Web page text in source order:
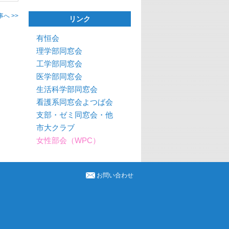
へ >> リンク
有恒会
理学部同窓会
工学部同窓会
医学部同窓会
生活科学部同窓会
看護系同窓会よつば会
支部・ゼミ同窓会・他
市大クラブ
女性部会（WPC）
お問い合わせ